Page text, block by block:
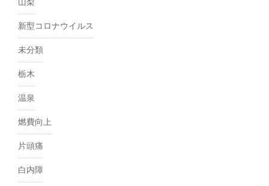
新型コロナウイルス
未分類
栃木
温泉
燃費向上
片頭痛
白内障